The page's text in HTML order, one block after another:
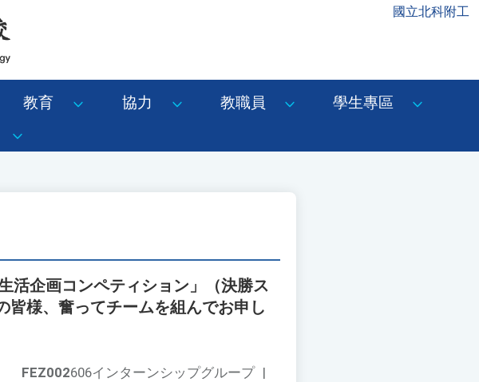
國立北科附工
教育 協力 教職員
學生專區
活企画コンペティション」（決勝ス
皆様、奮ってチームを組んでお申し
FEZ002606インターンシップグループ |